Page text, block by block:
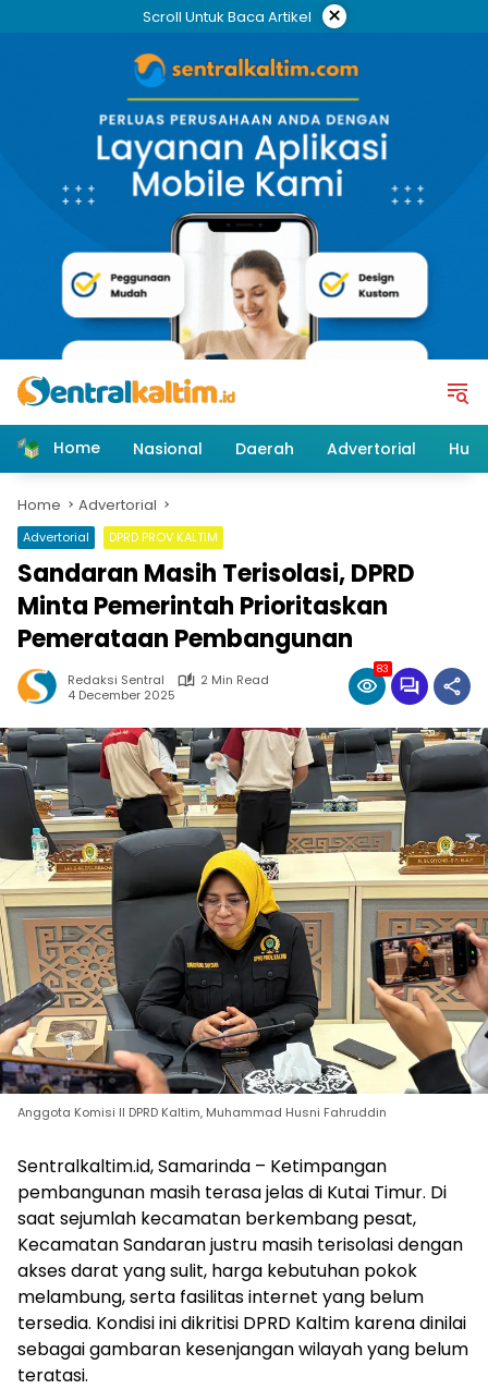
Scroll Untuk Baca Artikel ×
Home Nasional Daerah Advertorial
Home Advertorial
Advertorial DPRD PROV KALTIM
Sandaran Masih Terisolasi, DPRD
Minta Pemerintah Prioritaskan
Pemerataan Pembangunan
Redaksi Sentral
2 Min Read
4 December 2025
83
Anggota Komisi II DPRD Kaltim, Muhammad Husni Fahruddin
Sentralkaltim.id, Samarinda – Ketimpangan
pembangunan masih terasa jelas di Kutai Timur. Di
saat sejumlah kecamatan berkembang pesat,
Kecamatan Sandaran justru masih terisolasi dengan
akses darat yang sulit, harga kebutuhan pokok
melambung, serta fasilitas internet yang belum
tersedia. Kondisi ini dikritisi DPRD Kaltim karena dinilai
sebagai gambaran kesenjangan wilayah yang belum
teratasi.